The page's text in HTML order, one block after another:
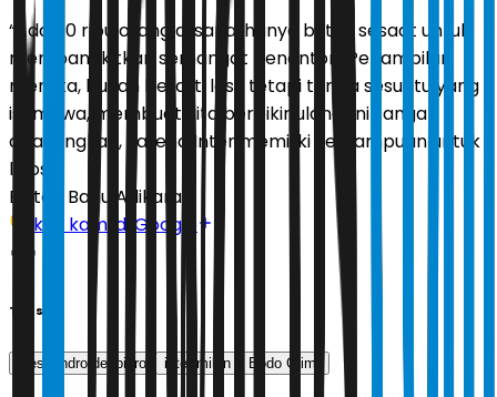
“Ada 80 ribu orang di sana, hanya butuh sesaat untuk
membangkitkan semangat penonton. Penampilan
mereka, bukan berarti lesu tetapi tanpa sesuatu yang
istimewa, membuat kita berpikir ulang. Ini sangat
disayangkan, karena Inter memiliki kemampuan untuk
lolos.”
Editor: Banu Adikara
Ikuti kami di Google
Tags
alessandro del piero inter milan Bodo Glimt